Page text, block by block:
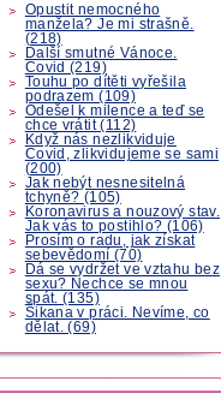
Opustit nemocného
manžela? Je mi strašně.
(218)
Další smutné Vánoce.
Covid (219)
Touhu po dítěti vyřešila
podrazem (109)
Odešel k milence a teď se
chce vrátit (112)
Když nás nezlikviduje
Covid, zlikvidujeme se sami
(200)
Jak nebýt nesnesitelná
tchyně? (105)
Koronavirus a nouzový stav.
Jak vás to postihlo? (106)
Prosím o radu, jak získat
sebevědomí (70)
Dá se vydržet ve vztahu bez
sexu? Nechce se mnou
spát. (135)
Šikana v práci. Nevíme, co
dělat. (69)